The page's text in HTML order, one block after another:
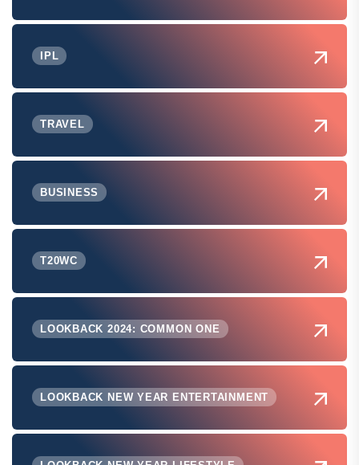
IPL
TRAVEL
BUSINESS
T20WC
LOOKBACK 2024: COMMON ONE
LOOKBACK NEW YEAR ENTERTAINMENT